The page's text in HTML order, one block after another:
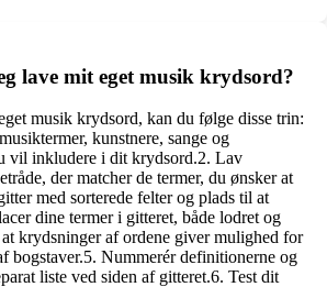
lave mit eget musik krydsord?
musik krydsord, kan du følge disse trin:
kunstnere, sange og
vil inkludere i dit krydsord.2. Lav
der matcher de termer, du ønsker at
med sorterede felter og plads til at
dine termer i gitteret, både lodret og
krydsninger af ordene giver mulighed for
bogstaver.5. Nummerér definitionerne og
liste ved siden af gitteret.6. Test dit